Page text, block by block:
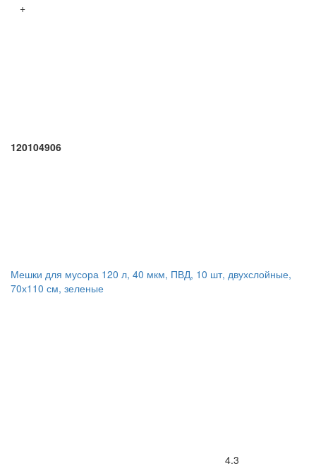
+
120104906
Мешки для мусора 120 л, 40 мкм, ПВД, 10 шт, двухслойные,
70х110 см, зеленые
4.3